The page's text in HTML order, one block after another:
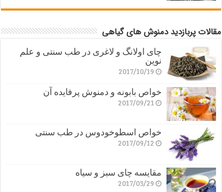
مقالات پربازدید دمنوش های گیاهی
چای اولانگ و لاغری در طب سنتی و علم
نوین
2017/10/19
خواص بابونه و دمنوش پرفایده آن
2017/09/21
خواص اسطوخودوس در طب سنتی
2017/09/12
مقایسه چای سبز و سیاه
2017/03/29